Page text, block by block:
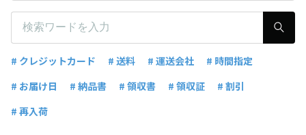
# クレジットカード # 送料 # 運送会社
# 時間指定
# お届け日
# 納品書 # 領収書 # 領収証
# 割引
# 再入荷